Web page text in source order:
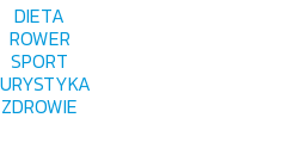
DIETA
ROWER
SPORT
ZDROWIE